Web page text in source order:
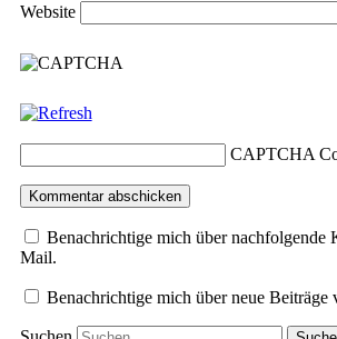
Website
CAPTCHA
Benachrichtige mich über nachfolgende
Mail.
Benachrichtige mich über neue Beiträge